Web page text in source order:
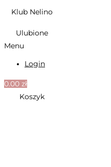
Klub Nelino
Ulubione
Menu
Login
0.00 zł
Koszyk